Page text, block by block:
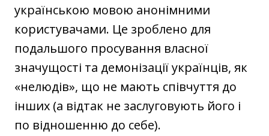
українською мовою анонімними
користувачами. Це зроблено для
подальшого просування власної
значущості та демонізації українців, як
«нелюдів», що не мають співчуття до
інших (а відтак не заслуговують його і
по відношенню до себе).